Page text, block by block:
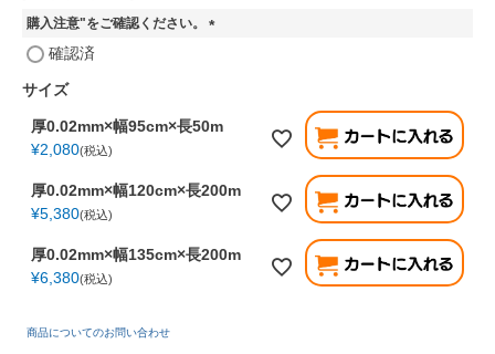
購入注意"をご確認ください。
確認済
サイズ
厚0.02mm×幅95cm×長50m
¥2,080 税込
厚0.02mm×幅120cm×長200m
¥5,380 税込
厚0.02mm×幅135cm×長200m
¥6,380 税込
商品についてのお問い合わせ